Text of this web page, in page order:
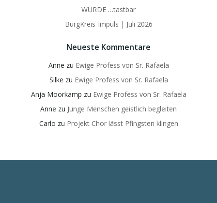
WÜRDE …tastbar
BurgKreis-Impuls | Juli 2026
Neueste Kommentare
Anne zu Ewige Profess von Sr. Rafaela
Silke zu Ewige Profess von Sr. Rafaela
Anja Moorkamp zu Ewige Profess von Sr. Rafaela
Anne zu Junge Menschen geistlich begleiten
Carlo zu Projekt Chor lässt Pfingsten klingen